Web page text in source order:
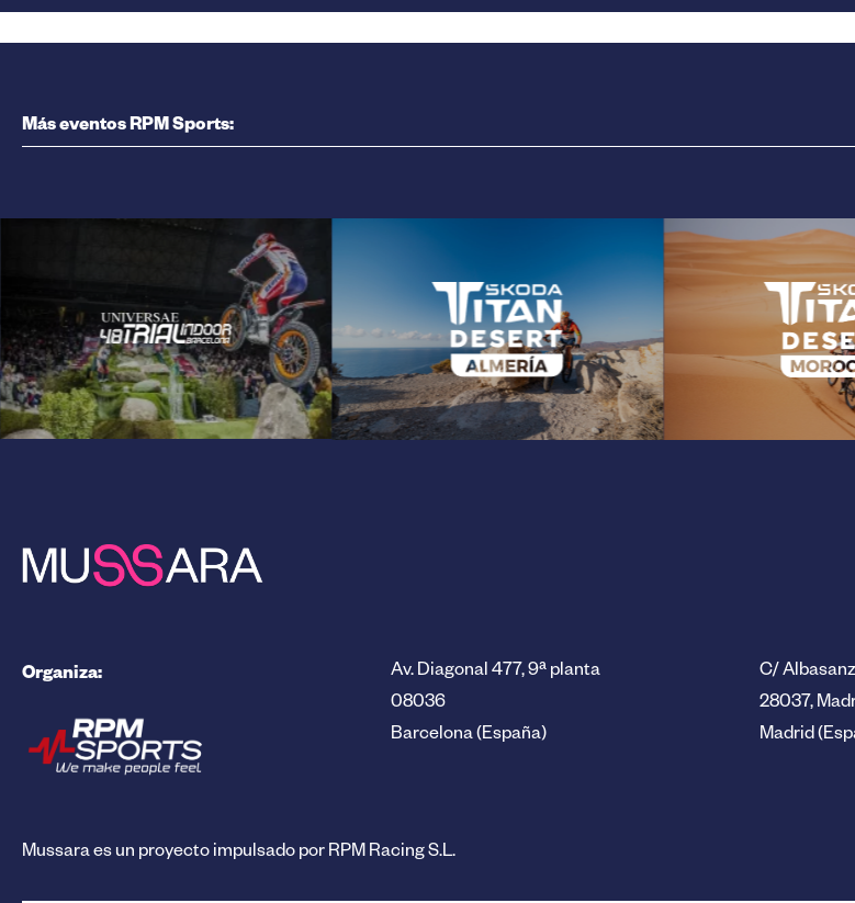
Más eventos RPM Sports:
Organiza:
Av. Diagonal 477, 9ª planta
08036
Barcelona (España)
C/
28037,
Madrid
Mussara es un proyecto impulsado por RPM Racing S.L.